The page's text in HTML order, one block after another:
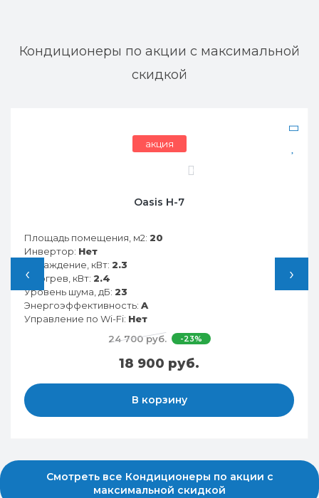
Кондиционеры по акции с максимальной
скидкой
‹
бесплатная установка
Funai RAC-SG25HP.D05
Площадь помещения, м2:25
Инвертор:Нет
Охлаждение, кВт:2.8
Обогрев, кВт:2.9
Уровень шума, дБ:21
Энергоэффективность:A
Управление по Wi-Fi:Есть
34 290 руб.
-21%
26 990 руб.
В корзину
›
Смотреть все Кондиционеры по акции с
максимальной скидкой